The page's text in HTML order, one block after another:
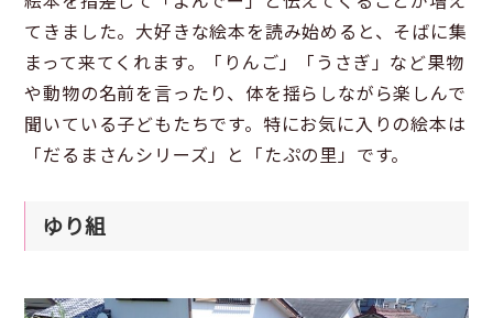
てきました。大好きな絵本を読み始めると、そばに集
まって来てくれます。「りんご」「うさぎ」など果物
や動物の名前を言ったり、体を揺らしながら楽しんで
聞いている子どもたちです。特にお気に入りの絵本は
「だるまさんシリーズ」と「たぷの里」です。
ゆり組